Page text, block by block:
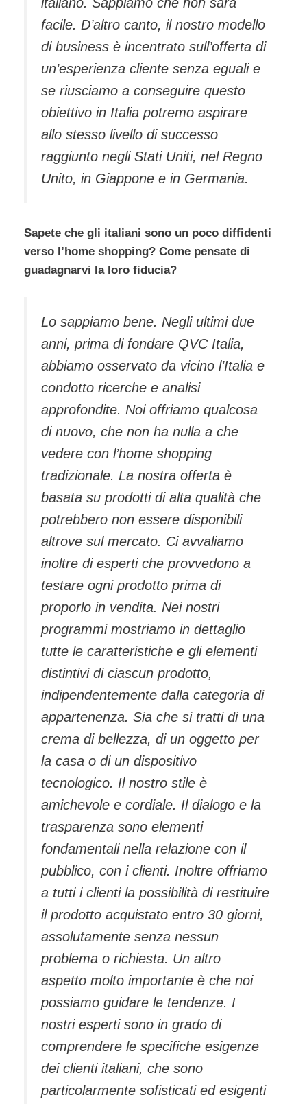
facile. D’altro canto, il nostro modello
di business è incentrato sull’offerta di
un’esperienza cliente senza eguali e
se riusciamo a conseguire questo
obiettivo in Italia potremo aspirare
allo stesso livello di successo
raggiunto negli Stati Uniti, nel Regno
Unito, in Giappone e in Germania.
Sapete che gli italiani sono un poco diffidenti
verso l’home shopping? Come pensate di
guadagnarvi la loro fiducia?
Lo sappiamo bene. Negli ultimi due
anni, prima di fondare QVC Italia,
abbiamo osservato da vicino l’Italia e
condotto ricerche e analisi
approfondite. Noi offriamo qualcosa
di nuovo, che non ha nulla a che
vedere con l’home shopping
tradizionale. La nostra offerta è
basata su prodotti di alta qualità che
potrebbero non essere disponibili
altrove sul mercato. Ci avvaliamo
inoltre di esperti che provvedono a
testare ogni prodotto prima di
proporlo in vendita. Nei nostri
programmi mostriamo in dettaglio
tutte le caratteristiche e gli elementi
distintivi di ciascun prodotto,
indipendentemente dalla categoria di
appartenenza. Sia che si tratti di una
crema di bellezza, di un oggetto per
la casa o di un dispositivo
tecnologico. Il nostro stile è
amichevole e cordiale. Il dialogo e la
trasparenza sono elementi
fondamentali nella relazione con il
pubblico, con i clienti. Inoltre offriamo
a tutti i clienti la possibilità di restituire
il prodotto acquistato entro 30 giorni,
assolutamente senza nessun
problema o richiesta. Un altro
aspetto molto importante è che noi
possiamo guidare le tendenze. I
nostri esperti sono in grado di
comprendere le specifiche esigenze
dei clienti italiani, che sono
particolarmente sofisticati ed esigenti